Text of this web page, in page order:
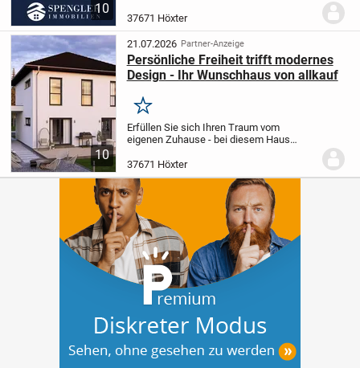
10
historischer Altstadt bietet genau die
richtige Mischung aus historischem Flair
und...
37671 Höxter
10
21.07.2026 Partner-Anzeige
Persönliche Freiheit trifft modernes
Design - Ihr Wunschhaus von allkauf
Merken
Erfüllen Sie sich Ihren Traum vom
eigenen Zuhause - bei diesem Haus
Mittelpunkt! Auf einer großzügigen
Wohnfläche von 145,86 m² genießen Sie
mit fünf Zimmern und...
37671 Höxter